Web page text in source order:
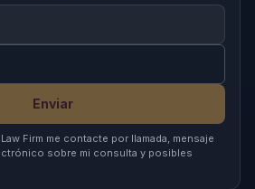
Enviar
Firm me contacte por llamada, mensaje
sobre mi consulta y posibles